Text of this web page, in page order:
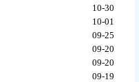
10-30
10-01
09-25
09-20
09-20
09-19